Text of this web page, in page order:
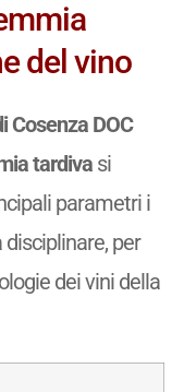
del vino
Cosenza DOC
tardivasi
parametri i
per
dei vini della